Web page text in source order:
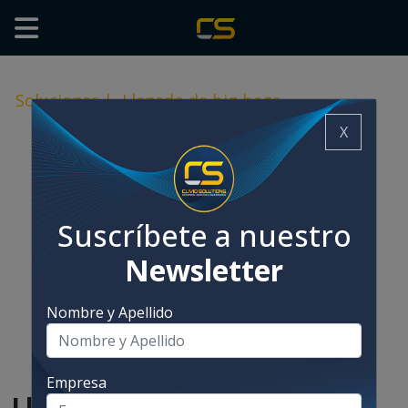
Soluciones| Llenado de big bags
X
Suscríbete a nuestro
Newsletter
Nombre y Apellido
Empresa